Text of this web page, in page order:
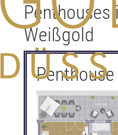
Penthouses
Weißgold